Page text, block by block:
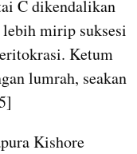
C dikendalikan
lebih mirip suksesi
Ketum
lumrah, seakan
Kishore